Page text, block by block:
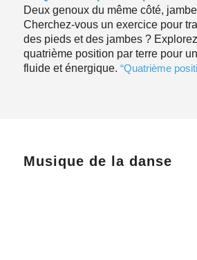
Deux genoux du même côté,
Cherchez-vous un exercice pour
des pieds et des jambes ?
quatrième position par terre pour
fluide et énergique. “Quatrième
Musique de la danse